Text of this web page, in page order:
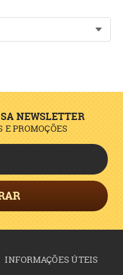
NEWSLETTER
E PROMOÇÕES
INFORMAÇÕES ÚTEIS